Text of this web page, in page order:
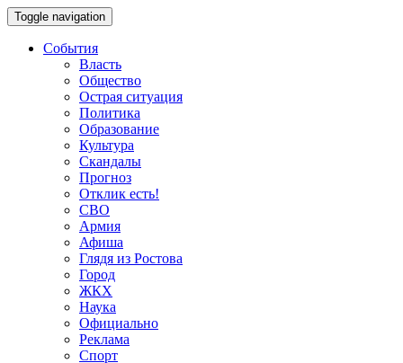
Toggle navigation
События
Власть
Общество
Острая ситуация
Политика
Образование
Культура
Скандалы
Прогноз
Отклик есть!
СВО
Армия
Афиша
Глядя из Ростова
Город
ЖКХ
Наука
Официально
Реклама
Спорт